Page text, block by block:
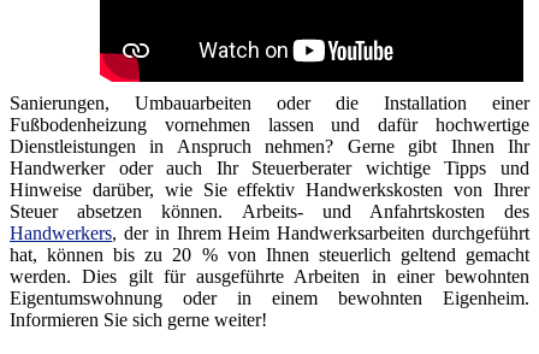
Sanierungen, Umbauarbeiten oder die Installation einer
Fußbodenheizung vornehmen lassen und dafür hochwertige
Dienstleistungen in Anspruch nehmen? Gerne gibt Ihnen Ihr
Handwerker oder auch Ihr Steuerberater wichtige Tipps und
Hinweise darüber, wie Sie effektiv Handwerkskosten von Ihrer
Steuer absetzen können. Arbeits- und Anfahrtskosten des
Handwerkers, der in Ihrem Heim Handwerksarbeiten durchgeführt
hat, können bis zu 20 % von Ihnen steuerlich geltend gemacht
werden. Dies gilt für ausgeführte Arbeiten in einer bewohnten
Eigentumswohnung oder in einem bewohnten Eigenheim.
Informieren Sie sich gerne weiter!